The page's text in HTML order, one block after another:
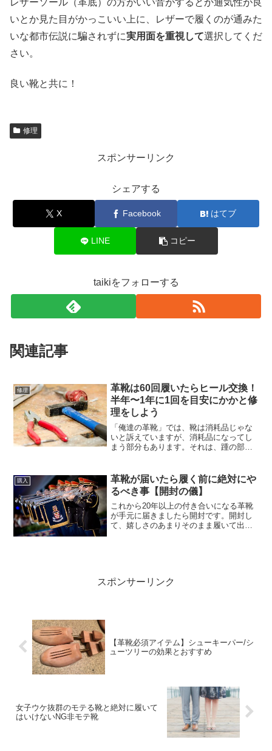
いとか見た目がかっこいい上に、レザーで履くのが通みた
いな都市伝説に騙されずに実用面を重視して選択してくだ
さい。
良い靴と共に！
修理
スポンサーリンク
シェアする
X Facebook はてブ
LINE コピー
taikiをフォローする
関連記事
修理
革靴は60回履いたらヒール交換！
半年〜1年に1回を目安にかかと修
理をしよう
「俺達の革靴」では、靴は消耗品じゃな
いと訴えていますが、消耗品になってし
まう部分もあります。それは、踵の部
を購入してからヒール交換までにどれぐ
らい係るのかを具体的...
購入
革靴が届いたら履く前に絶対にや
るべき事【開封の儀】
これから20年以上の付き合いになる革靴
が手元に届きましたら開封です。開封し
て、嬉しさのあまりそのまま履いて出か
スポンサーリンク
【革靴必須アイテム】シューキーパー/シ
ューツリーの効果とおすすめ
女子ウケ抜群のモテる靴と絶対に履いて
はいけないNG非モテ靴